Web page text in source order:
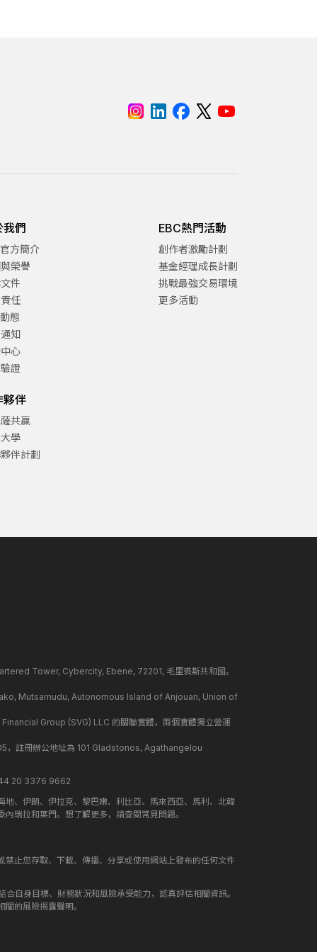
我們
方簡介
榮譽
件
任
態
知
心
證
夥伴
共贏
學
伴計劃
EBC熱門活動
創作者激勵計劃
基金經理成長計劃
挑戰最強交易環境
更多活動
Tower, Cybercity, Ebene, 72201, 毛里裘斯共和國。
Mutsamudu, Autonomous Island of Anjouan, Union of
Group (SVG) LLC 的關聯實體，兩個實體獨立營運
，註冊辦公地址為 101 Gladstonos, Agathangelou
20 3376 9662
、伊朗、伊拉克、黎巴嫩、利比亞、馬來西亞、馬利、北韓
瑞拉和葉門。想了解更多，請查閱常見問題。
止您存取、下載、傳播、分享或使用網站上發布的任何文件
自身目標、財務狀況和風險承受能力，認真評估相關資訊。
的風險揭露聲明。